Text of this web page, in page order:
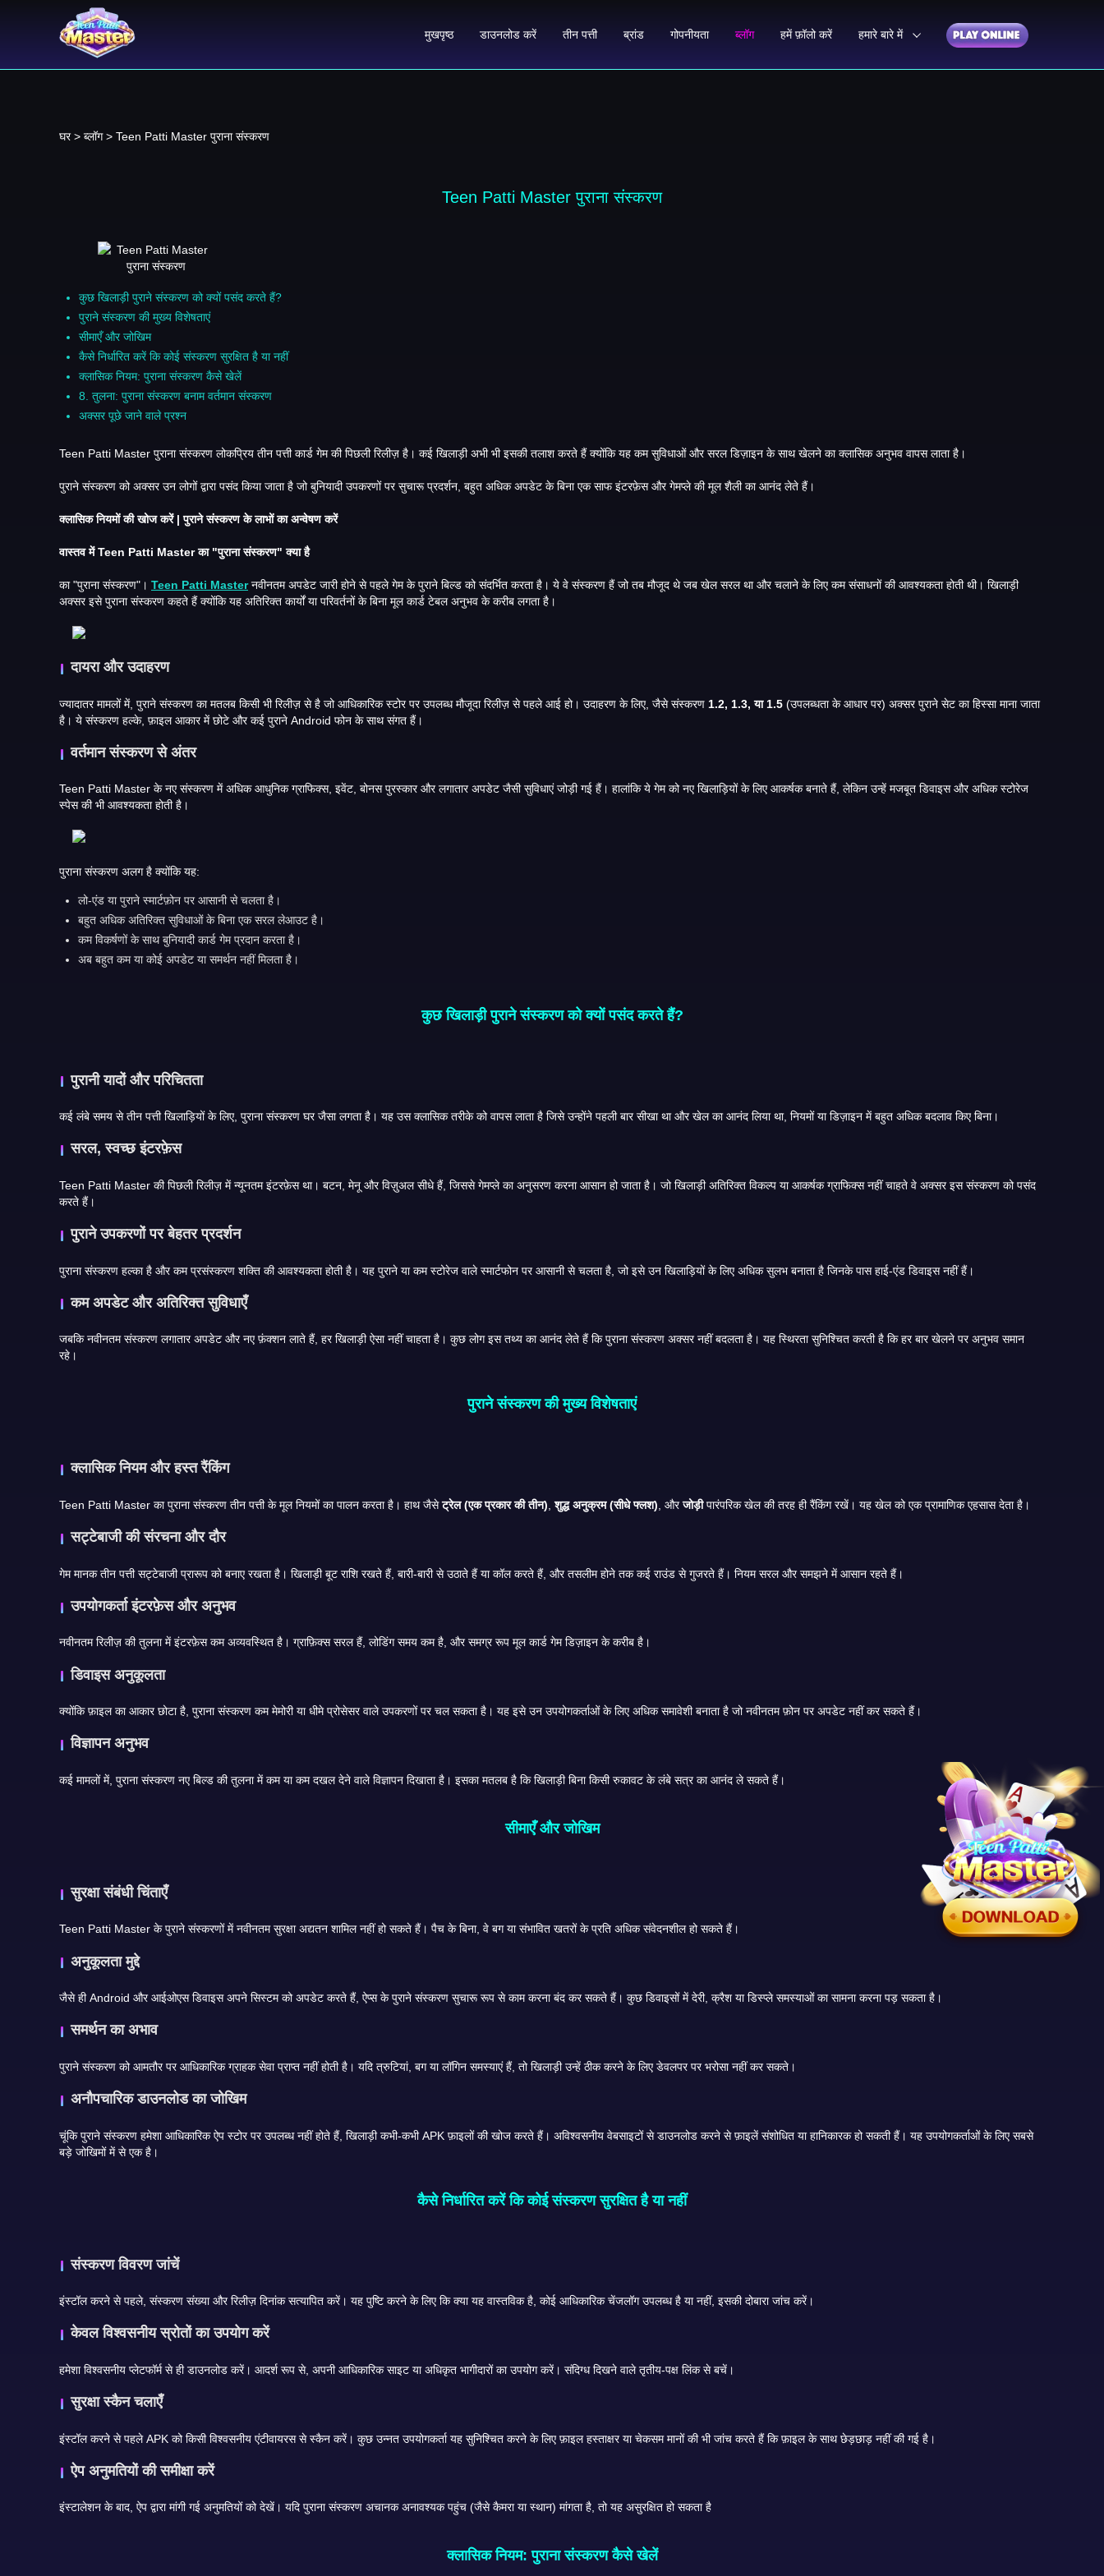
मुखपृष्ठ डाउनलोड करें तीन पत्ती ब्रांड गोपनीयता ब्लॉग हमें फ़ॉलो करें हमारे बारे में
घर> ब्लॉग> Teen Patti Master पुराना संस्करण
Teen Patti Master पुराना संस्करण
कुछ खिलाड़ी पुराने संस्करण को क्यों पसंद करते हैं?
पुराने संस्करण की मुख्य विशेषताएं
सीमाएँ और जोखिम
कैसे निर्धारित करें कि कोई संस्करण सुरक्षित है या नहीं
क्लासिक नियम: पुराना संस्करण कैसे खेलें
8. तुलना: पुराना संस्करण बनाम वर्तमान संस्करण
अक्सर पूछे जाने वाले प्रश्न
Teen Patti Master पुराना संस्करण लोकप्रिय तीन पत्ती कार्ड गेम की पिछली रिलीज़ है। कई खिलाड़ी अभी भी इसकी तलाश करते हैं क्योंकि यह कम सुविधाओं और सरल डिज़ाइन के साथ खेलने का क्लासिक अनुभव वापस लाता है।
पुराने संस्करण को अक्सर उन लोगों द्वारा पसंद किया जाता है जो बुनियादी उपकरणों पर सुचारू प्रदर्शन, बहुत अधिक अपडेट के बिना एक साफ इंटरफ़ेस और गेमप्ले की मूल शैली का आनंद लेते हैं।
क्लासिक नियमों की खोज करें | पुराने संस्करण के लाभों का अन्वेषण करें
वास्तव में Teen Patti Master का "पुराना संस्करण" क्या है
का "पुराना संस्करण"। Teen Patti Masterनवीनतम अपडेट जारी होने से पहले गेम के पुराने बिल्ड को संदर्भित करता है। ये वे संस्करण हैं जो तब मौजूद थे जब खेल सरल था और चलाने के लिए कम संसाधनों की आवश्यकता होती थी। खिलाड़ी
अक्सर इसे पुराना संस्करण कहते हैं क्योंकि यह अतिरिक्त कार्यों या परिवर्तनों के बिना मूल कार्ड टेबल अनुभव के करीब लगता है।
दायरा और उदाहरण
ज्यादातर मामलों में, पुराने संस्करण का मतलब किसी भी रिलीज़ से है जो आधिकारिक स्टोर पर उपलब्ध मौजूदा रिलीज़ से पहले आई हो। उदाहरण के लिए, जैसे संस्करण 1.2, 1.3, या 1.5 (उपलब्धता के आधार पर) अक्सर पुराने सेट का हिस्सा माना जाता
है। ये संस्करण हल्के, फ़ाइल आकार में छोटे और कई पुराने Android फोन के साथ संगत हैं।
वर्तमान संस्करण से अंतर
Teen Patti Master के नए संस्करण में अधिक आधुनिक ग्राफिक्स, इवेंट, बोनस पुरस्कार और लगातार अपडेट जैसी सुविधाएं जोड़ी गई हैं। हालांकि ये गेम को नए खिलाड़ियों के लिए आकर्षक बनाते हैं, लेकिन उन्हें मजबूत डिवाइस और अधिक स्टोरेज
स्पेस की भी आवश्यकता होती है।
पुराना संस्करण अलग है क्योंकि यह:
लो-एंड या पुराने स्मार्टफ़ोन पर आसानी से चलता है।
बहुत अधिक अतिरिक्त सुविधाओं के बिना एक सरल लेआउट है।
कम विकर्षणों के साथ बुनियादी कार्ड गेम प्रदान करता है।
अब बहुत कम या कोई अपडेट या समर्थन नहीं मिलता है।
कुछ खिलाड़ी पुराने संस्करण को क्यों पसंद करते हैं?
पुरानी यादों और परिचितता
कई लंबे समय से तीन पत्ती खिलाड़ियों के लिए, पुराना संस्करण घर जैसा लगता है। यह उस क्लासिक तरीके को वापस लाता है जिसे उन्होंने पहली बार सीखा था और खेल का आनंद लिया था, नियमों या डिज़ाइन में बहुत अधिक बदलाव किए बिना।
सरल, स्वच्छ इंटरफ़ेस
Teen Patti Master की पिछली रिलीज़ में न्यूनतम इंटरफ़ेस था। बटन, मेनू और विज़ुअल सीधे हैं, जिससे गेमप्ले का अनुसरण करना आसान हो जाता है। जो खिलाड़ी अतिरिक्त विकल्प या आकर्षक ग्राफिक्स नहीं चाहते वे अक्सर इस संस्करण को पसंद
करते हैं।
पुराने उपकरणों पर बेहतर प्रदर्शन
पुराना संस्करण हल्का है और कम प्रसंस्करण शक्ति की आवश्यकता होती है। यह पुराने या कम स्टोरेज वाले स्मार्टफोन पर आसानी से चलता है, जो इसे उन खिलाड़ियों के लिए अधिक सुलभ बनाता है जिनके पास हाई-एंड डिवाइस नहीं हैं।
कम अपडेट और अतिरिक्त सुविधाएँ
जबकि नवीनतम संस्करण लगातार अपडेट और नए फ़ंक्शन लाते हैं, हर खिलाड़ी ऐसा नहीं चाहता है। कुछ लोग इस तथ्य का आनंद लेते हैं कि पुराना संस्करण अक्सर नहीं बदलता है। यह स्थिरता सुनिश्चित करती है कि हर बार खेलने पर अनुभव समान
रहे।
पुराने संस्करण की मुख्य विशेषताएं
क्लासिक नियम और हस्त रैंकिंग
Teen Patti Master का पुराना संस्करण तीन पत्ती के मूल नियमों का पालन करता है। हाथ जैसेट्रेल (एक प्रकार की तीन) ,शुद्ध अनुक्रम (सीधे फ्लश) , औरजोड़ीपारंपरिक खेल की तरह ही रैंकिंग रखें। यह खेल को एक प्रामाणिक एहसास देता है।
सट्टेबाजी की संरचना और दौर
गेम मानक तीन पत्ती सट्टेबाजी प्रारूप को बनाए रखता है। खिलाड़ी बूट राशि रखते हैं, बारी-बारी से उठाते हैं या कॉल करते हैं, और तसलीम होने तक कई राउंड से गुजरते हैं। नियम सरल और समझने में आसान रहते हैं।
उपयोगकर्ता इंटरफ़ेस और अनुभव
नवीनतम रिलीज़ की तुलना में इंटरफ़ेस कम अव्यवस्थित है। ग्राफ़िक्स सरल हैं, लोडिंग समय कम है, और समग्र रूप मूल कार्ड गेम डिज़ाइन के करीब है।
डिवाइस अनुकूलता
क्योंकि फ़ाइल का आकार छोटा है, पुराना संस्करण कम मेमोरी या धीमे प्रोसेसर वाले उपकरणों पर चल सकता है। यह इसे उन उपयोगकर्ताओं के लिए अधिक समावेशी बनाता है जो नवीनतम फ़ोन पर अपडेट नहीं कर सकते हैं।
विज्ञापन अनुभव
कई मामलों में, पुराना संस्करण नए बिल्ड की तुलना में कम या कम दखल देने वाले विज्ञापन दिखाता है। इसका मतलब है कि खिलाड़ी बिना किसी रुकावट के लंबे सत्र का आनंद ले सकते हैं।
सीमाएँ और जोखिम
सुरक्षा संबंधी चिंताएँ
Teen Patti Master के पुराने संस्करणों में नवीनतम सुरक्षा अद्यतन शामिल नहीं हो सकते हैं। पैच के बिना, वे बग या संभावित खतरों के प्रति अधिक संवेदनशील हो सकते हैं।
अनुकूलता मुद्दे
जैसे ही Android और आईओएस डिवाइस अपने सिस्टम को अपडेट करते हैं, ऐप्स के पुराने संस्करण सुचारू रूप से काम करना बंद कर सकते हैं। कुछ डिवाइसों में देरी, क्रैश या डिस्प्ले समस्याओं का सामना करना पड़ सकता है।
समर्थन का अभाव
पुराने संस्करण को आमतौर पर आधिकारिक ग्राहक सेवा प्राप्त नहीं होती है। यदि त्रुटियां, बग या लॉगिन समस्याएं हैं, तो खिलाड़ी उन्हें ठीक करने के लिए डेवलपर पर भरोसा नहीं कर सकते।
अनौपचारिक डाउनलोड का जोखिम
चूंकि पुराने संस्करण हमेशा आधिकारिक ऐप स्टोर पर उपलब्ध नहीं होते हैं, खिलाड़ी कभी-कभी APK फ़ाइलों की खोज करते हैं। अविश्वसनीय वेबसाइटों से डाउनलोड करने से फ़ाइलें संशोधित या हानिकारक हो सकती हैं। यह उपयोगकर्ताओं के लिए सबसे
बड़े जोखिमों में से एक है।
कैसे निर्धारित करें कि कोई संस्करण सुरक्षित है या नहीं
संस्करण विवरण जांचें
इंस्टॉल करने से पहले, संस्करण संख्या और रिलीज़ दिनांक सत्यापित करें। यह पुष्टि करने के लिए कि क्या यह वास्तविक है, कोई आधिकारिक चेंजलॉग उपलब्ध है या नहीं, इसकी दोबारा जांच करें।
केवल विश्वसनीय स्रोतों का उपयोग करें
हमेशा विश्वसनीय प्लेटफॉर्म से ही डाउनलोड करें। आदर्श रूप से, अपनी आधिकारिक साइट या अधिकृत भागीदारों का उपयोग करें। संदिग्ध दिखने वाले तृतीय-पक्ष लिंक से बचें।
सुरक्षा स्कैन चलाएँ
इंस्टॉल करने से पहले APK को किसी विश्वसनीय एंटीवायरस से स्कैन करें। कुछ उन्नत उपयोगकर्ता यह सुनिश्चित करने के लिए फ़ाइल हस्ताक्षर या चेकसम मानों की भी जांच करते हैं कि फ़ाइल के साथ छेड़छाड़ नहीं की गई है।
ऐप अनुमतियों की समीक्षा करें
इंस्टालेशन के बाद, ऐप द्वारा मांगी गई अनुमतियों को देखें। यदि पुराना संस्करण अचानक अनावश्यक पहुंच (जैसे कैमरा या स्थान) मांगता है, तो यह असुरक्षित हो सकता है
क्लासिक नियम: पुराना संस्करण कैसे खेलें